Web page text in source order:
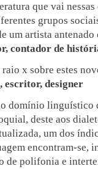
que vai nessas
grupos
um artista antenado
contador de
x sobre estes
escritor, designer
domínio linguístico
deste aos
um dos
encontram-se,
de polifonia e